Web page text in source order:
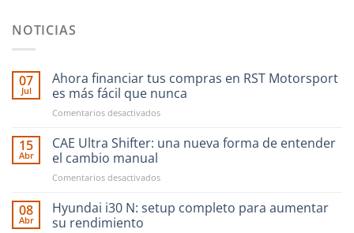
NOTICIAS
07
Jul
Ahora financiar tus compras en RST Motorsport
es más fácil que nunca
Comentarios desactivadosen
financiar
en
Motorsport
15
Abr
CAE Ultra Shifter: una nueva forma de entender
el cambio manual
Comentarios desactivadosen
Ultra
Shifter:
08
Abr
Hyundai i30 N: setup completo para aumentar
su rendimiento